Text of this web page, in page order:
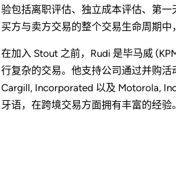
验包括离职评估、独立成本评估、第
买方与卖方交易的整个交易生命周期中
在加入 Stout 之前，Rudi 是毕马威
行复杂的交易。他支持公司通过并购
Cargill, Incorporated 以及 Motorola,
牙语，在跨境交易方面拥有丰富的经验。